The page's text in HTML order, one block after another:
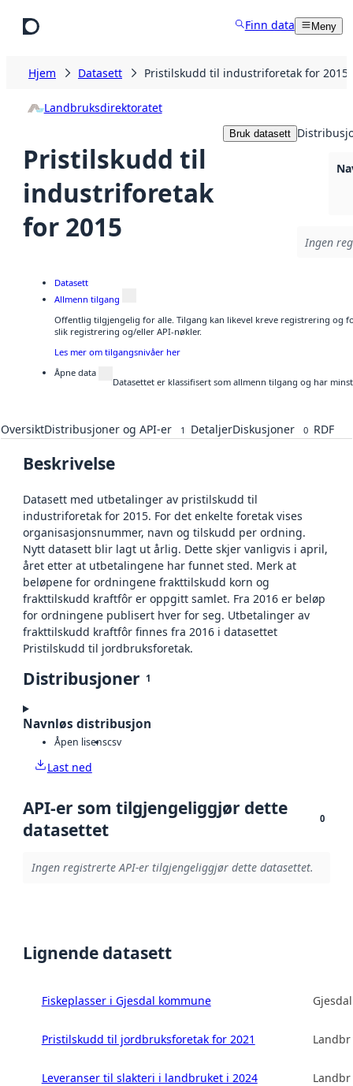
Finn data Meny
Hjem Datasett Pristilskudd til industriforetak for 2015
Landbruksdirektoratet
Pristilskudd til
industriforetak
for 2015
Bruk datasett
Ingen
Datasett
Allmenn tilgang
Offentlig tilgjengelig for alle. Tilgang kan likevel kreve registrering og
slik registrering og/eller API-nøkler.
Les mer om tilgangsnivåer her
Åpne data
Datasettet er klassifisert som allmenn tilgang og har
OversiktDistribusjoner og API-er 1 DetaljerDiskusjoner 0 RDF
Beskrivelse
Datasett med utbetalinger av pristilskudd til
industriforetak for 2015. For det enkelte foretak vises
organisasjonsnummer, navn og tilskudd per ordning.
Nytt datasett blir lagt ut årlig. Dette skjer vanligvis i april,
året etter at utbetalingene har funnet sted. Merk at
beløpene for ordningene frakttilskudd korn og
frakttilskudd kraftfôr er oppgitt samlet. Fra 2016 er beløp
for ordningene publisert hver for seg. Utbetalinger av
frakttilskudd kraftfôr finnes fra 2016 i datasettet
Pristilskudd til jordbruksforetak.
Distribusjoner 1
Navnløs distribusjon
Åpen lisenscsv
Last ned
API-er som tilgjengeliggjør dette
datasettet
0
Ingen registrerte API-er tilgjengeliggjør dette datasettet.
Lignende datasett
Fiskeplasser i Gjesdal kommune
Pristilskudd til jordbruksforetak for 2021
Leveranser til slakteri i landbruket i 2024